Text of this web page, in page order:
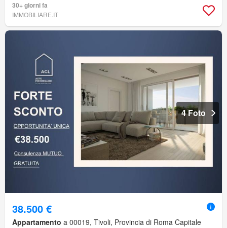
30+ giorni fa
IMMOBILIARE.IT
4 Foto
38.500 €
Appartamento a 00019, Tivoli, Provincia di Roma Capitale